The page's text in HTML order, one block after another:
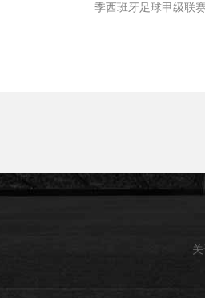
季西班牙足球甲级联